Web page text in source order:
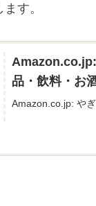
す。
品・飲料・お
Amazon.co.jp: や